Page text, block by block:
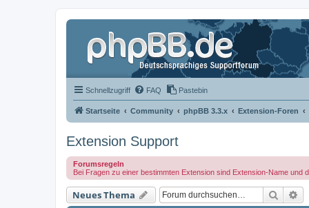
Schnellzugriff FAQ Pastebin
Startseite Community phpBB 3.3.x Extension-Foren
Extension Support
Forumsregeln
Bei Fragen zu einer bestimmten Extension sind Extension-Name und
Neues Thema Suche